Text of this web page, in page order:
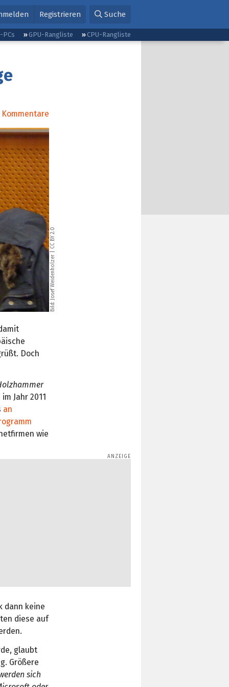
Registrieren Suche
PCs GPU-Rangliste CPU-Rangliste
Kommentare
Bild:
Josef Weidenholzer
|
CC BY 2.0
Doch
Jahr 2011
an
wie
dann keine
diese auf
glaubt
Größere
sich